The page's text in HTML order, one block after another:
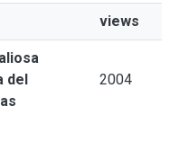
views
del
2004